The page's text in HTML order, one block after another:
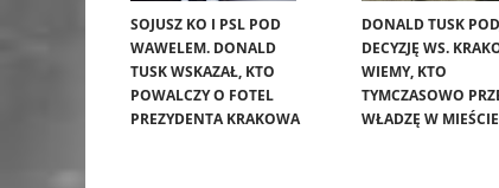
SOJUSZ KO I PSL POD
WAWELEM. DONALD
TUSK WSKAZAŁ, KTO
POWALCZY O FOTEL
PREZYDENTA KRAKOWA
DONALD TUSK
DECYZJĘ WS.
WIEMY, KTO
TYMCZASOWO
WŁADZĘ W MIEŚCIE